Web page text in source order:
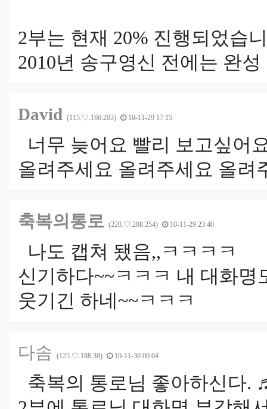
2부는 현재 20% 진행되었습
2010년 송구영신 전에는 완
David (115.♡.166.203) 10-11-29 17:15
너무 늦어요 빨리 보고싶어
올려주세요 올려주세요 올려
축복의통로 (220.♡.208.254) 10-11-29 23:40
나도 캡쳐 됐음,,ㅋㅋㅋㅋ
신기하다~~ㅋㅋㅋ 내 대화명
웃기긴 하네~~ㅋㅋㅋ
다솜 (125.♡.188.38) 10-11-30 00:04
축복의 통로님 좋아하신다.